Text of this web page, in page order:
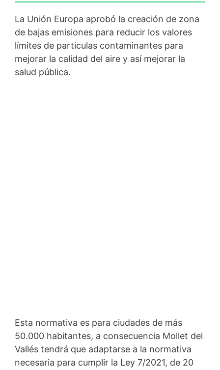
La Unión Europa aprobó la creación de zona
de bajas emisiones para reducir los valores
límites de partículas contaminantes para
mejorar la calidad del aire y así mejorar la
salud pública.
Esta normativa es para ciudades de más
50.000 habitantes, a consecuencia Mollet del
Vallés tendrá que adaptarse a la normativa
necesaria para cumplir la Ley 7/2021, de 20